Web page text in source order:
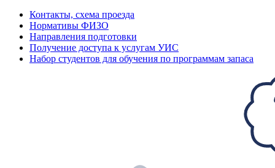
Контакты, схема проезда
Нормативы ФИЗО
Направления подготовки
Получение доступа к услугам УИС
Набор студентов для обучения по программам запаса